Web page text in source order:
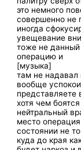
это немного
совершенно не
иногда
увещевание
тоже не
операцию и
[музыка]
там не надавал
вообще
представляете
хотя чем
нейтральный
место
состоянии не
куда до края